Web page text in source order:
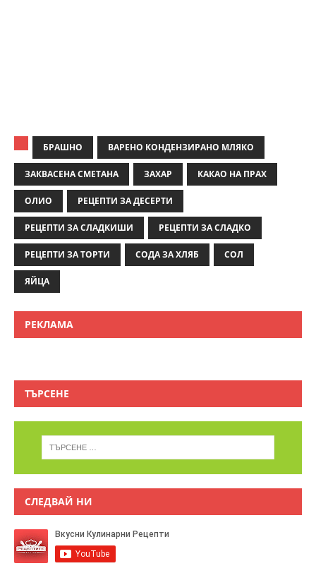
БРАШНО ВАРЕНО КОНДЕНЗИРАНО МЛЯКО
ЗАКВАСЕНА СМЕТАНА ЗАХАР КАКАО НА ПРАХ
ОЛИО РЕЦЕПТИ ЗА ДЕСЕРТИ
РЕЦЕПТИ ЗА СЛАДКИШИ РЕЦЕПТИ ЗА СЛАДКО
РЕЦЕПТИ ЗА ТОРТИ СОДА ЗА ХЛЯБ СОЛ
ЯЙЦА
РЕКЛАМА
ТЪРСЕНЕ
СЛЕДВАЙ НИ